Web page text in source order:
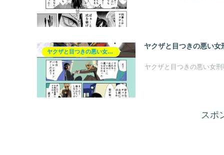
ヤクザと目つきの悪い女刑事の話【ヤク目】
ヤクザと目つきの悪い
ヤクザと目つきの悪い女
スポ